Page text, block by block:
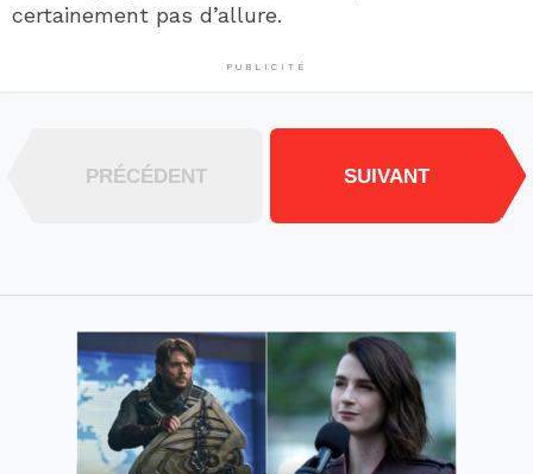
certainement pas d’allure.
PUBLICITÉ
PRÉCÉDENT SUIVANT